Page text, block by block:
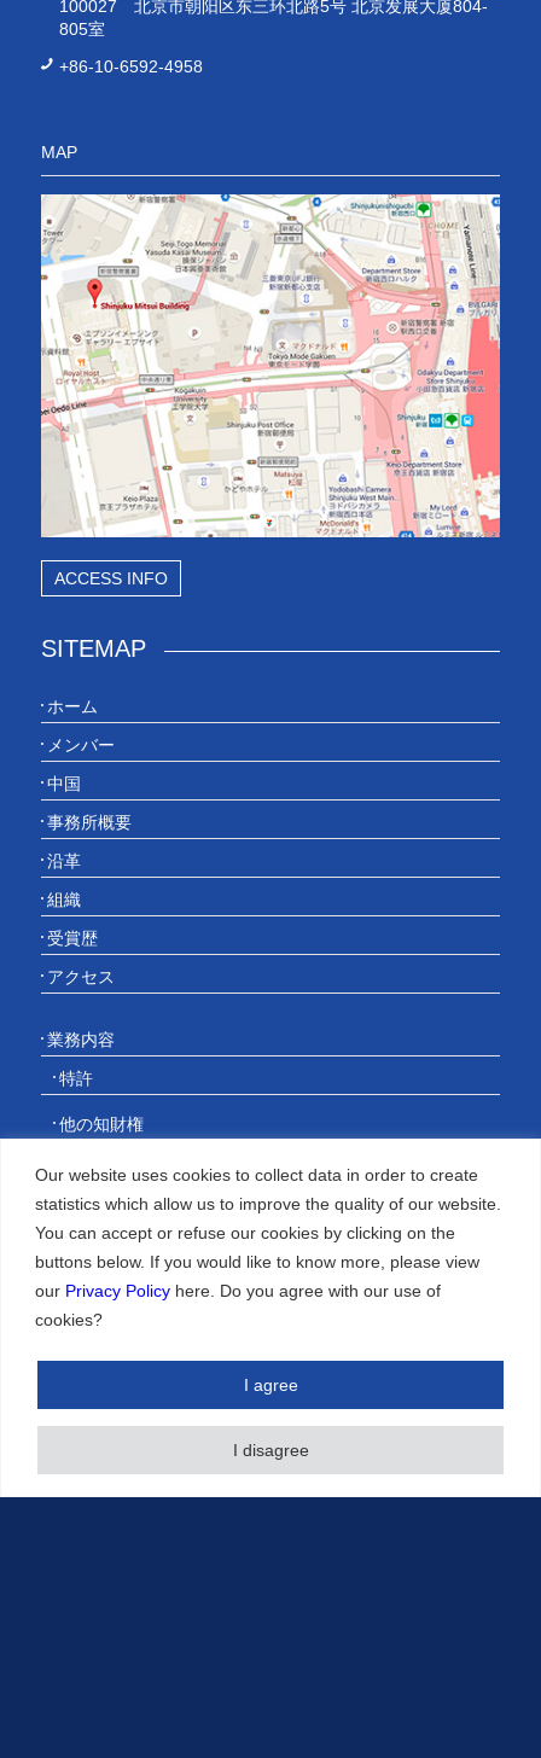
Our website uses cookies to collect data in order to create
statistics which allow us to improve the quality of our website.
You can accept or refuse our cookies by clicking on the
buttons below. If you would like to know more, please view
our Privacy Policy here. Do you agree with our use of
cookies?
I disagree
I agree
100027 北京市朝阳区东三环北路5号 北京发展大厦804-
805室
+86-10-6592-4958
MAP
ACCESS INFO
SITEMAP
ホーム
メンバー
中国
事務所概要
沿革
組織
受賞歴
アクセス
業務内容
特許
他の知財権
当事者系手続
その他のサービス
記事・知財情報
執筆情報